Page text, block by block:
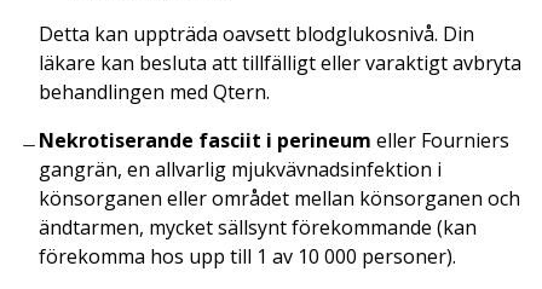
Detta kan uppträda oavsett blodglukosnivå. Din
läkare kan besluta att tillfälligt eller varaktigt avbryta
behandlingen med Qtern.
Nekrotiserande fasciit i perineum eller Fourniers
gangrän, en allvarlig mjukvävnadsinfektion i
könsorganen eller området mellan könsorganen och
ändtarmen, mycket sällsynt förekommande (kan
förekomma hos upp till 1 av 10 000 personer).